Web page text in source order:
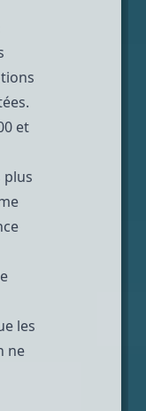
et
plus
les
ne